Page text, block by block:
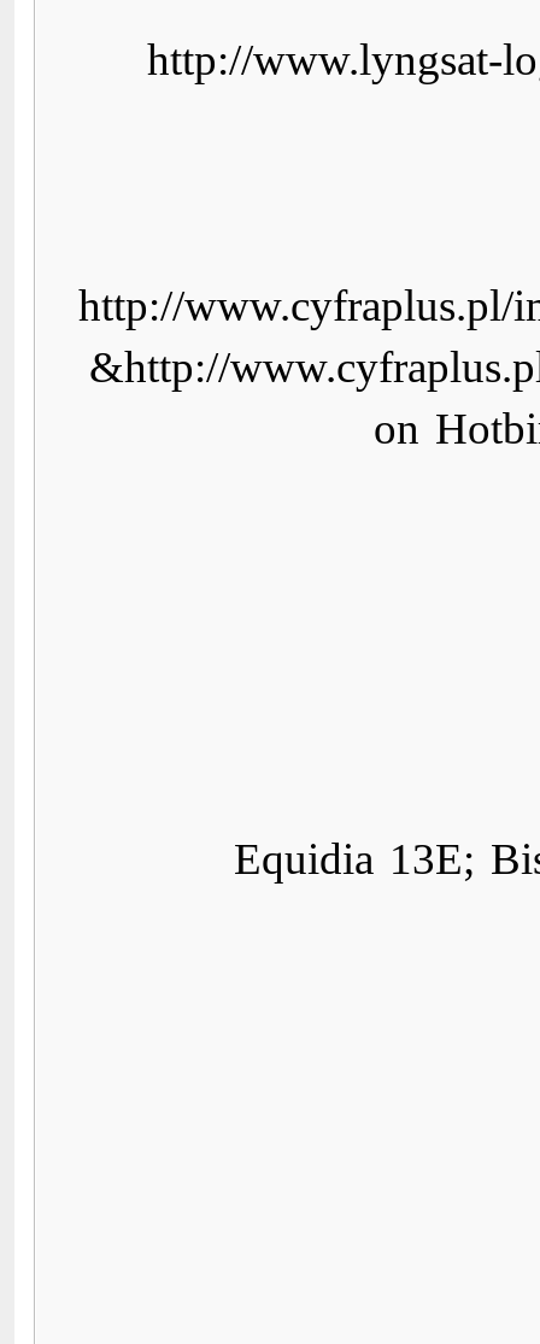
http://www.lyngsat-
http://www.cyfraplus.pl/
&http://
on
Equidia 13E;